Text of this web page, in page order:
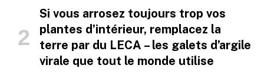
Si vous arrosez toujours trop vos
plantes d’intérieur, remplacez la
terre par du LECA – les galets d’argile
virale que tout le monde utilise